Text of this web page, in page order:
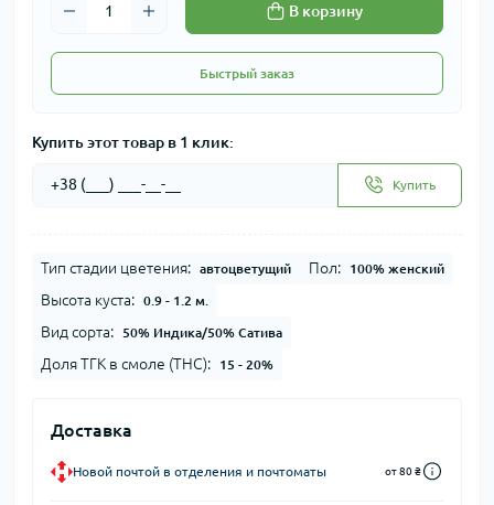
В корзину
Быстрый заказ
Купить этот товар в 1 клик:
Купить
Тип стадии цветения: автоцветущий Пол: 100% женский
Высота куста: 0.9 - 1.2 м.
Вид сорта: 50% Индика/50% Сатива
Доля ТГК в смоле (THC): 15 - 20%
Доставка
Новой почтой в отделения и почтоматы от 80 ₴